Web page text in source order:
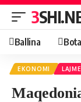
Ballina
EKONOMI LAJME